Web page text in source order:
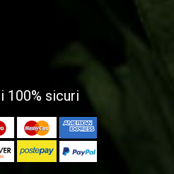
100% sicuri